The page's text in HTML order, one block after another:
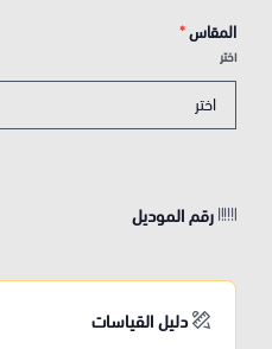
المقاس*
اختر
رقم الموديل
دليل القياسات